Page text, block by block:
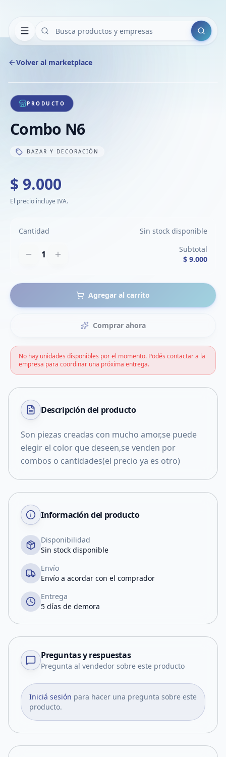
Buscar
Volver al marketplace
1/1
PRODUCTO
Combo N6
BAZAR Y DECORACIÓN
$ 9.000
El precio incluye IVA.
Cantidad Sin stock disponible
1
Subtotal
$ 9.000
Agregar al carrito
Comprar ahora
No hay unidades disponibles por el momento. Podés contactar a la
empresa para coordinar una próxima entrega.
Descripción del producto
Son piezas creadas con mucho amor,se puede
elegir el color que deseen,se venden por
combos o cantidades(el precio ya es otro)
Información del producto
Disponibilidad
Sin stock disponible
Envío
Envío a acordar con el comprador
Entrega
5 días de demora
Preguntas y respuestas
Pregunta al vendedor sobre este producto
Iniciá sesión para hacer una pregunta sobre este
producto.